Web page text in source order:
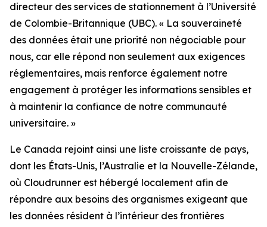
directeur des services de stationnement à l’Université
de Colombie-Britannique (UBC). « La souveraineté
des données était une priorité non négociable pour
nous, car elle répond non seulement aux exigences
réglementaires, mais renforce également notre
engagement à protéger les informations sensibles et
à maintenir la confiance de notre communauté
universitaire. »
Le Canada rejoint ainsi une liste croissante de pays,
dont les États-Unis, l’Australie et la Nouvelle-Zélande,
où Cloudrunner est hébergé localement afin de
répondre aux besoins des organismes exigeant que
les données résident à l’intérieur des frontières